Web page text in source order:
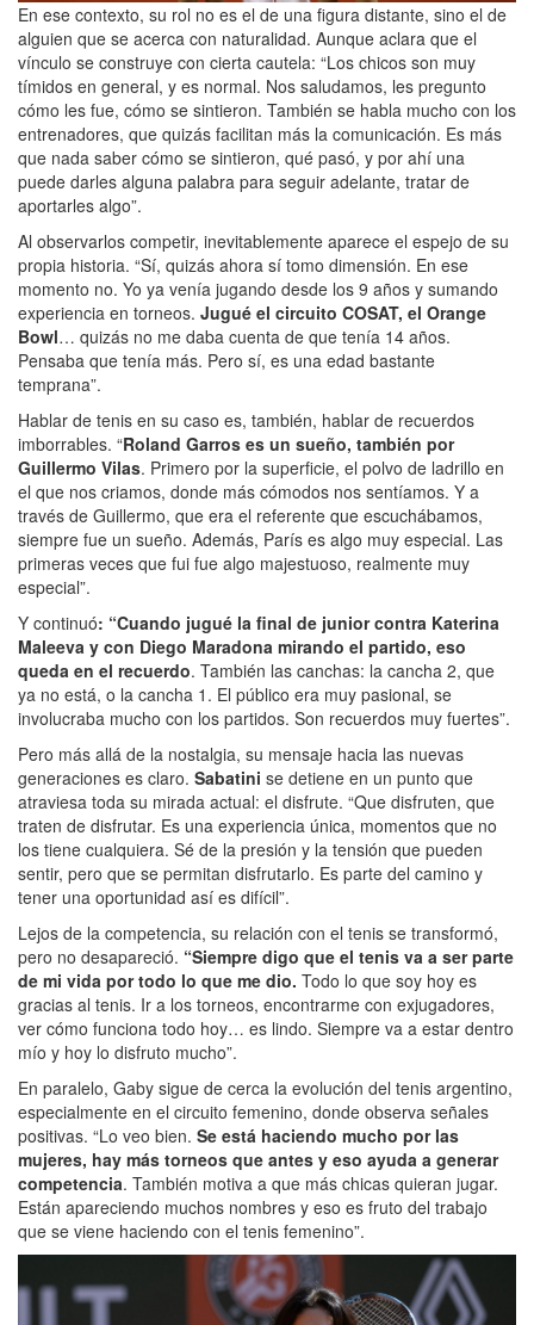
En ese contexto, su rol no es el de una figura distante, sino el de
alguien que se acerca con naturalidad. Aunque aclara que el
vínculo se construye con cierta cautela: “Los chicos son muy
tímidos en general, y es normal. Nos saludamos, les pregunto
cómo les fue, cómo se sintieron. También se habla mucho con los
entrenadores, que quizás facilitan más la comunicación. Es más
que nada saber cómo se sintieron, qué pasó, y por ahí una
puede darles alguna palabra para seguir adelante, tratar de
aportarles algo”.
Al observarlos competir, inevitablemente aparece el espejo de su
propia historia. “Sí, quizás ahora sí tomo dimensión. En ese
momento no. Yo ya venía jugando desde los 9 años y sumando
experiencia en torneos. Jugué el circuito COSAT, el Orange
Bowl… quizás no me daba cuenta de que tenía 14 años.
Pensaba que tenía más. Pero sí, es una edad bastante
temprana”.
Hablar de tenis en su caso es, también, hablar de recuerdos
imborrables. “Roland Garros es un sueño, también por
Guillermo Vilas. Primero por la superficie, el polvo de ladrillo en
el que nos criamos, donde más cómodos nos sentíamos. Y a
través de Guillermo, que era el referente que escuchábamos,
siempre fue un sueño. Además, París es algo muy especial. Las
primeras veces que fui fue algo majestuoso, realmente muy
especial”.
Y continuó: “Cuando jugué la final de junior contra Katerina
Maleeva y con Diego Maradona mirando el partido, eso
queda en el recuerdo. También las canchas: la cancha 2, que
ya no está, o la cancha 1. El público era muy pasional, se
involucraba mucho con los partidos. Son recuerdos muy fuertes”.
Pero más allá de la nostalgia, su mensaje hacia las nuevas
generaciones es claro. Sabatini se detiene en un punto que
atraviesa toda su mirada actual: el disfrute. “Que disfruten, que
traten de disfrutar. Es una experiencia única, momentos que no
los tiene cualquiera. Sé de la presión y la tensión que pueden
sentir, pero que se permitan disfrutarlo. Es parte del camino y
tener una oportunidad así es difícil”.
Lejos de la competencia, su relación con el tenis se transformó,
pero no desapareció. “Siempre digo que el tenis va a ser parte
de mi vida por todo lo que me dio. Todo lo que soy hoy es
gracias al tenis. Ir a los torneos, encontrarme con exjugadores,
ver cómo funciona todo hoy… es lindo. Siempre va a estar dentro
mío y hoy lo disfruto mucho”.
En paralelo, Gaby sigue de cerca la evolución del tenis argentino,
especialmente en el circuito femenino, donde observa señales
positivas. “Lo veo bien. Se está haciendo mucho por las
mujeres, hay más torneos que antes y eso ayuda a generar
competencia. También motiva a que más chicas quieran jugar.
Están apareciendo muchos nombres y eso es fruto del trabajo
que se viene haciendo con el tenis femenino”.